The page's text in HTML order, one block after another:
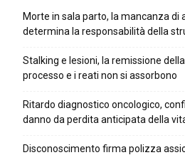
Morte in sala parto, la mancanza di
determina la responsabilità della
Stalking e lesioni, la remissione
processo e i reati non si assorbono
Ritardo diagnostico oncologico,
danno da perdita anticipata della
Disconoscimento firma polizza